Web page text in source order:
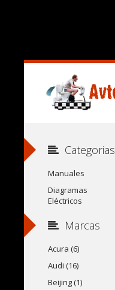
Categorias
Manuales
Diagramas
Eléctricos
Marcas
Acura (6)
Audi (16)
Beijing (1)